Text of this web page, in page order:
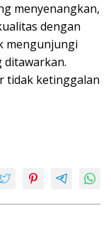
menyenangkan,
dengan
mengunjungi
ditawarkan.
tidak ketinggalan